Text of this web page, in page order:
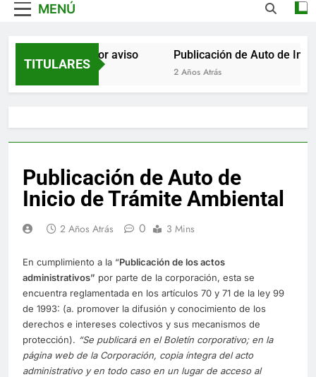
MENÚ
TITULARES
Notificación por aviso
2 Años Atrás
Publicación de Auto de
2 Años Atrás
Publicación de Auto de
Inicio de Trámite Ambiental
2 Años Atrás 0 3 Mins
En cumplimiento a la “Publicación de los actos
administrativos” por parte de la corporación, esta se
encuentra reglamentada en los artículos 70 y 71 de la ley 99
de 1993: (a. promover la difusión y conocimiento de los
derechos e intereses colectivos y sus mecanismos de
protección). “Se publicará en el Boletín corporativo; en la
página web de la Corporación, copia íntegra del acto
administrativo y en todo caso en un lugar de acceso al